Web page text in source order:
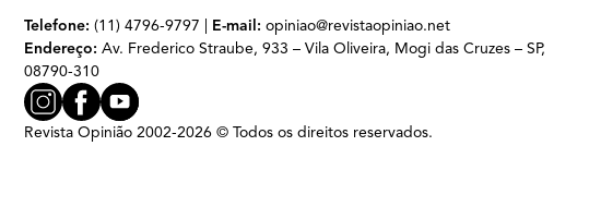
Telefone: (11) 4796-9797 | E-mail: opiniao@revistaopiniao.net
Endereço: Av. Frederico Straube, 933 – Vila Oliveira, Mogi das Cruzes – SP,
08790-310
Revista Opinião 2002-2026 © Todos os direitos reservados.